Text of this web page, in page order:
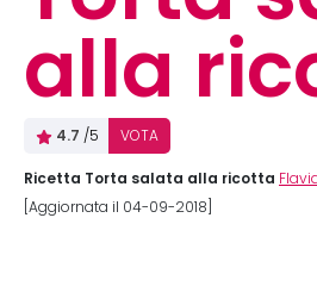
alla
4.7 /5 VOTA
Ricetta Torta salata alla ricotta
[Aggiornata il 04-09-2018]